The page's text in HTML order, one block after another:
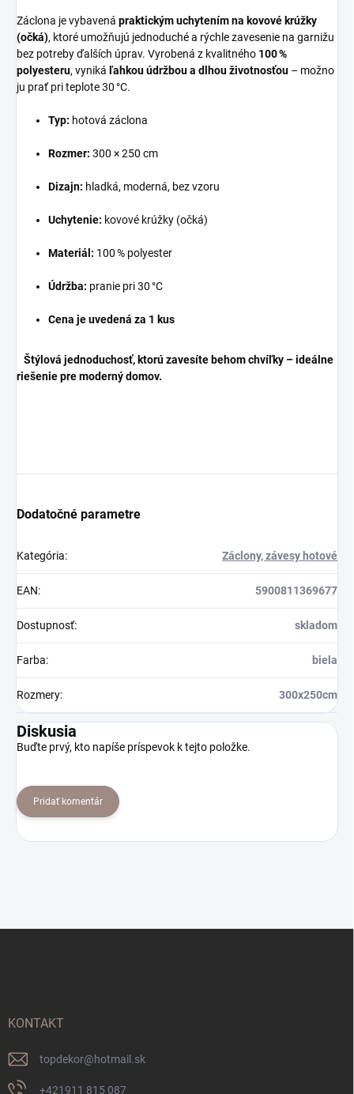
Záclona je vybavená praktickým uchytením na kovové krúžky
(očká), ktoré umožňujú jednoduché a rýchle zavesenie na garnižu
bez potreby ďalších úprav. Vyrobená z kvalitného 100 %
polyesteru, vyniká ľahkou údržbou a dlhou životnosťou – možno
ju prať pri teplote 30 °C.
Typ: hotová záclona
Rozmer: 300 × 250 cm
Dizajn: hladká, moderná, bez vzoru
Uchytenie: kovové krúžky (očká)
Materiál: 100 % polyester
Údržba: pranie pri 30 °C
Cena je uvedená za 1 kus
Štýlová jednoduchosť, ktorú zavesíte behom chvíľky – ideálne
riešenie pre moderný domov.
Dodatočné parametre
Kategória: Záclony, závesy hotové
EAN: 5900811369677
Dostupnosť: skladom
Farba: biela
Rozmery: 300x250cm
Diskusia
Buďte prvý, kto napíše príspevok k tejto položke.
Pridať komentár
KONTAKT
topdekor@hotmail.sk
+421911 815 087